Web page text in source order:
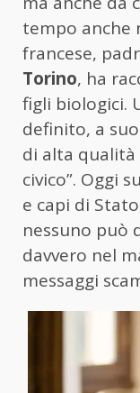
tempo anche
francese,
Torino, ha
figli biologici.
definito, a
di alta qualità
civico”. Oggi
e capi di
nessuno può
davvero nel
messaggi